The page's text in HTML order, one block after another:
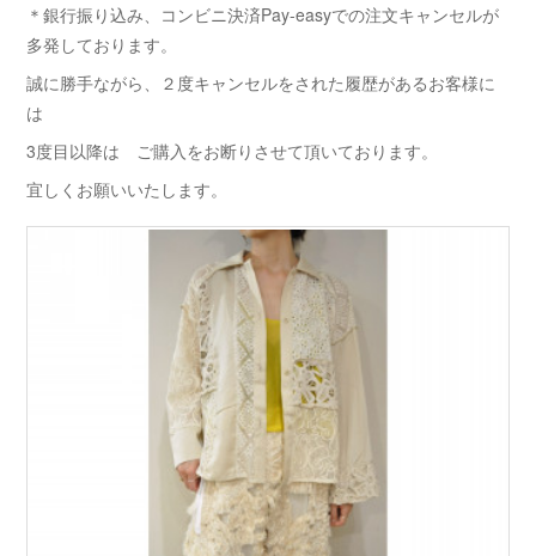
＊銀行振り込み、コンビニ決済Pay-easyでの注文キャンセルが
多発しております。
誠に勝手ながら、２度キャンセルをされた履歴があるお客様に
は
3度目以降は ご購入をお断りさせて頂いております。
宜しくお願いいたします。